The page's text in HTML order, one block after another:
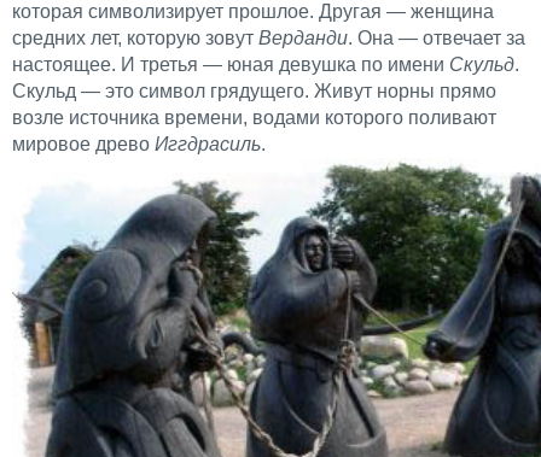
которая символизирует прошлое. Другая — женщина
средних лет, которую зовут Верданди. Она — отвечает за
настоящее. И третья — юная девушка по имени Скульд.
Скульд — это символ грядущего. Живут норны прямо
возле источника времени, водами которого поливают
мировое древо Иггдрасиль.